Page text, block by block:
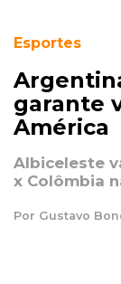
Esportes
garante
América
Albiceleste
x Colômbia
Por Gustavo